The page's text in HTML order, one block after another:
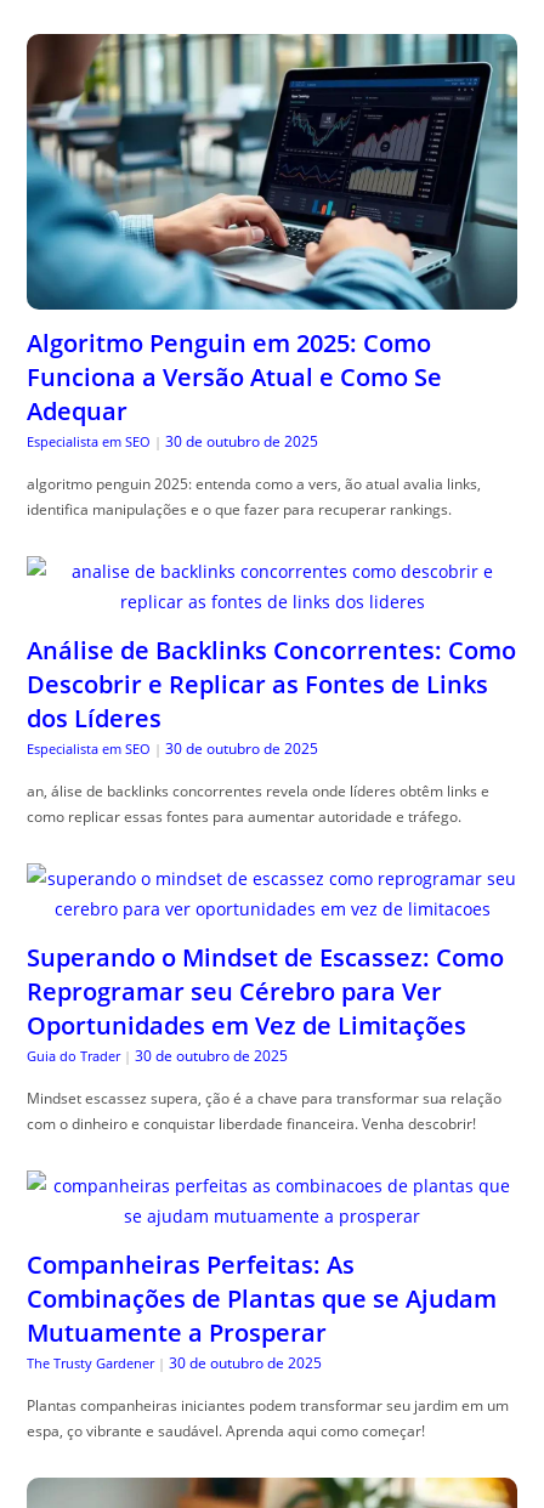
Algoritmo Penguin em 2025: Como
Funciona a Versão Atual e Como Se
Adequar
Especialista em SEO | 30 de outubro de 2025
algoritmo penguin 2025: entenda como a vers, ão atual avalia links,
identifica manipulações e o que fazer para recuperar rankings.
Análise de Backlinks Concorrentes: Como
Descobrir e Replicar as Fontes de Links
dos Líderes
Especialista em SEO | 30 de outubro de 2025
an, álise de backlinks concorrentes revela onde líderes obtêm links e
como replicar essas fontes para aumentar autoridade e tráfego.
Superando o Mindset de Escassez: Como
Reprogramar seu Cérebro para Ver
Oportunidades em Vez de Limitações
Guia do Trader | 30 de outubro de 2025
Mindset escassez supera, ção é a chave para transformar sua relação
com o dinheiro e conquistar liberdade financeira. Venha descobrir!
Companheiras Perfeitas: As
Combinações de Plantas que se Ajudam
Mutuamente a Prosperar
The Trusty Gardener | 30 de outubro de 2025
Plantas companheiras iniciantes podem transformar seu jardim em um
espa, ço vibrante e saudável. Aprenda aqui como começar!